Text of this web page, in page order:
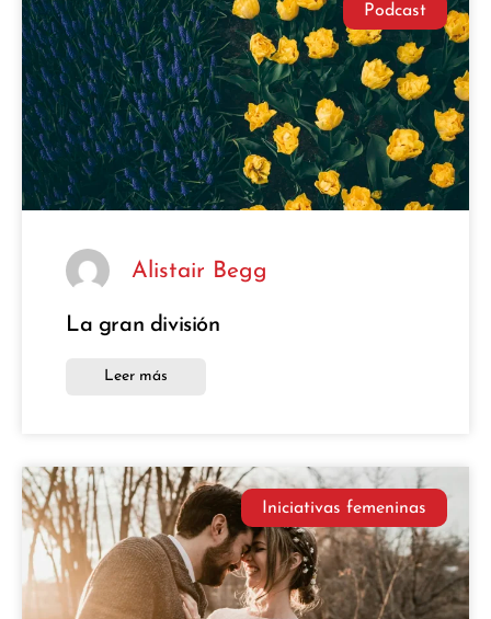
Podcast
Alistair Begg
La gran división
Leer más
Iniciativas femeninas